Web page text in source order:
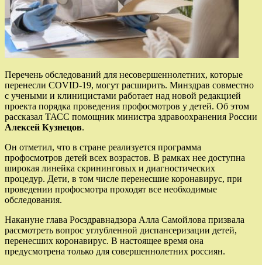
Перечень обследований для несовершеннолетних, которые
перенесли COVID-19, могут расширить. Минздрав совместно
с учеными и клиницистами работает над новой редакцией
проекта порядка проведения профосмотров у детей. Об этом
рассказал ТАСС помощник министра здравоохранения России
Алексей Кузнецов.
Он отметил, что в стране реализуется программа
профосмотров детей всех возрастов. В рамках нее доступна
широкая линейка скрининговых и диагностических
процедур. Дети, в том числе перенесшие коронавирус, при
проведении профосмотра проходят все необходимые
обследования.
Накануне глава Росздравнадзора Алла Самойлова призвала
рассмотреть вопрос углубленной диспансеризации детей,
перенесших коронавирус. В настоящее время она
предусмотрена только для совершеннолетних россиян.